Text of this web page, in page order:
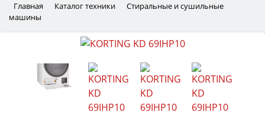
Главная Каталог техники
Стиральные и сушильные
машины